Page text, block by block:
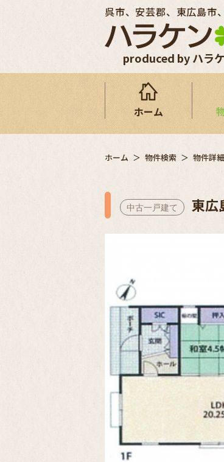
produced by ハラ
呉市、安芸郡、東広島市
ホーム
ホーム 物件検索 物件詳細
中古一戸建て 東広